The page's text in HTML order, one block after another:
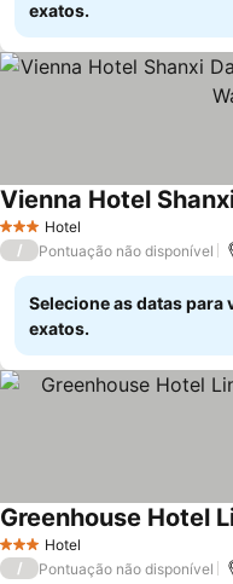
exatos.
3 EstrelasHotel
/ Pontuação não disponível
Selecione as datas para
exatos.
3 EstrelasHotel
/ Pontuação não disponível